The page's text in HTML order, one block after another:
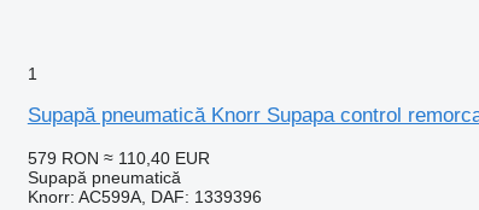
1
Supapă pneumatică Knorr Supapa control
579 RON ≈ 110,40 EUR
Supapă pneumatică
Knorr: AC599A, DAF: 1339396